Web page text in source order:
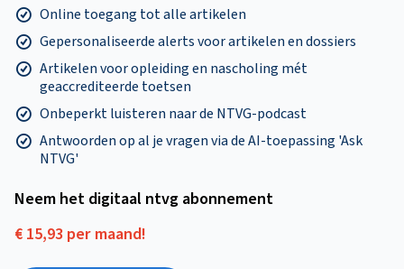
Online toegang tot alle artikelen
Gepersonaliseerde alerts voor artikelen en dossiers
Artikelen voor opleiding en nascholing mét
geaccrediteerde toetsen
Onbeperkt luisteren naar de NTVG-podcast
Antwoorden op al je vragen via de AI-toepassing 'Ask
NTVG'
Neem het digitaal ntvg abonnement
€ 15,93 per maand!